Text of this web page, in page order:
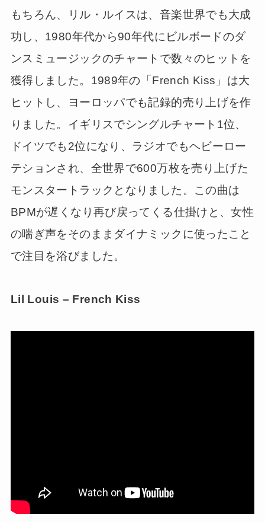
もちろん、リル・ルイスは、音楽世界でも大成
功し、1980年代から90年代にビルボードのダ
ンスミュージックのチャートで数々のヒットを
獲得しました。1989年の「French Kiss」は大
ヒットし、ヨーロッパでも記録的売り上げを作
りました。イギリスでシングルチャート1位、
ドイツでも2位になり、ラジオでもヘビーロー
テションされ、全世界で600万枚を売り上げた
モンスタートラックとなりました。この曲は
BPMが遅くなり再び戻ってくる仕掛けと、女性
の喘ぎ声をそのままダイナミックに使ったこと
で注目を浴びました。
Lil Louis – French Kiss